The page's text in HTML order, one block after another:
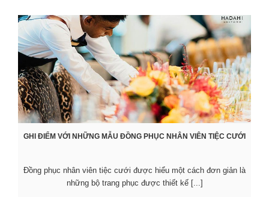
GHI ĐIỂM VỚI NHỮNG MẪU ĐỒNG PHỤC NHÂN VIÊN TIỆC CƯỚI
Đồng phục nhân viên tiệc cưới được hiểu một cách đơn giản là
những bộ trang phục được thiết kế [...]